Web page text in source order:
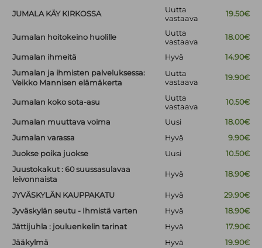
JUMALA KÄY KIRKOSSA
Uutta
vastaava
19.50€
Jumalan hoitokeino huolille
Uutta
vastaava
18.00€
Jumalan ihmeitä Hyvä
14.90€
Jumalan ja ihmisten palveluksessa:
Veikko Mannisen elämäkerta
Uutta
vastaava
19.90€
Jumalan koko sota-asu
Uutta
vastaava
10.50€
Jumalan muuttava voima Uusi
18.00€
Jumalan varassa
Hyvä
9.90€
Juokse poika juokse
Uusi
10.50€
Juustokakut : 60 suussasulavaa
leivonnaista
Hyvä 18.90€
JYVÄSKYLÄN KAUPPAKATU Hyvä
29.90€
Jyväskylän seutu - Ihmistä varten
Hyvä
18.90€
Jättijuhla : jouluenkelin tarinat
Hyvä
17.90€
Jääkylmä
Hyvä
19.90€